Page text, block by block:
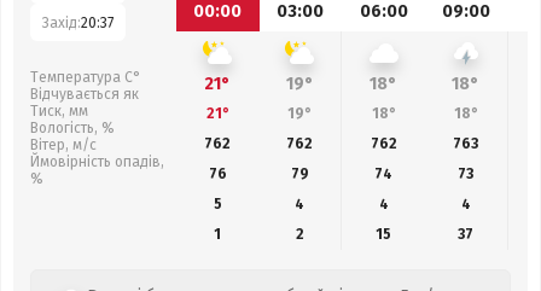
Захід:20:37
Температура С°
Відчувається як
Тиск, мм
Вологість, %
Вітер, м/с
Ймовірність опадів,
%
00:00
03:00 06:00 09:00
21° 19° 18° 18°
21° 19° 18° 18°
762
762 762 763
76
79 74 73
5
4 4
4
1
2 15 37